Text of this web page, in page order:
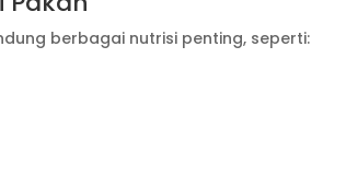
berbagai nutrisi penting, seperti: